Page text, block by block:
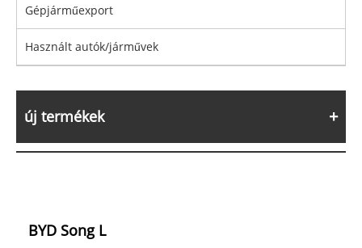
Gépjárműexport
Használt autók/járművek
új termékek
BYD Song L